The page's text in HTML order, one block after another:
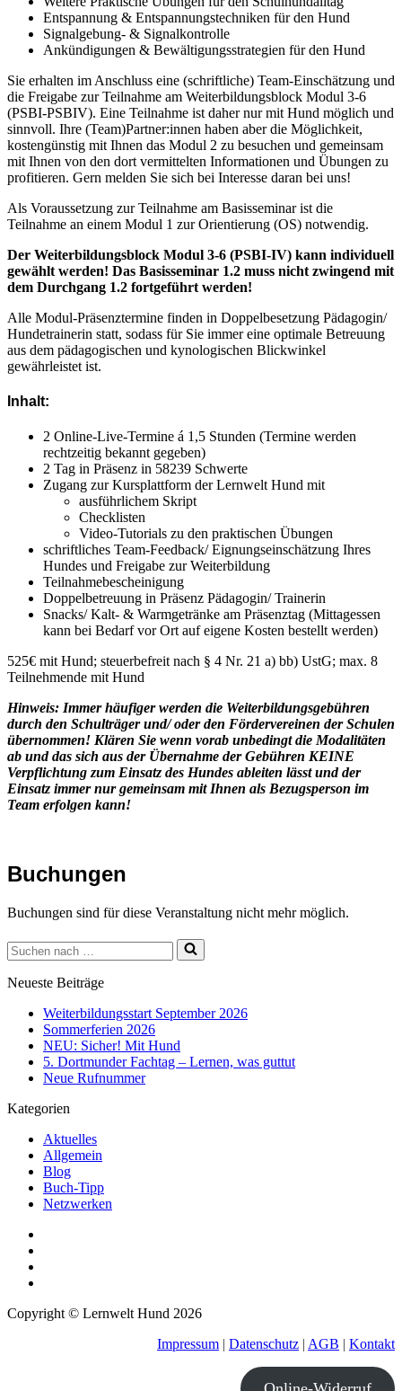
Entspannung & Entspannungstechniken für den Hund
Signalgebung- & Signalkontrolle
Ankündigungen & Bewältigungsstrategien für den Hund
Sie erhalten im Anschluss eine (schriftliche) Team-Einschätzung und
die Freigabe zur Teilnahme am Weiterbildungsblock Modul 3-6
(PSBI-PSBIV). Eine Teilnahme ist daher nur mit Hund möglich und
sinnvoll. Ihre (Team)Partner:innen haben aber die Möglichkeit,
kostengünstig mit Ihnen das Modul 2 zu besuchen und gemeinsam
mit Ihnen von den dort vermittelten Informationen und Übungen zu
profitieren. Gern melden Sie sich bei Interesse daran bei uns!
Als Voraussetzung zur Teilnahme am Basisseminar ist die
Teilnahme an einem Modul 1 zur Orientierung (OS) notwendig.
Der Weiterbildungsblock Modul 3-6 (PSBI-IV) kann individuell
gewählt werden! Das Basisseminar 1.2 muss nicht zwingend mit
dem Durchgang 1.2 fortgeführt werden!
Alle Modul-Präsenztermine finden in Doppelbesetzung Pädagogin/
Hundetrainerin statt, sodass für Sie immer eine optimale Betreuung
aus dem pädagogischen und kynologischen Blickwinkel
gewährleistet ist.
Inhalt:
2 Online-Live-Termine á 1,5 Stunden (Termine werden
rechtzeitig bekannt gegeben)
2 Tag in Präsenz in 58239 Schwerte
Zugang zur Kursplattform der Lernwelt Hund mit
ausführlichem Skript
Checklisten
Video-Tutorials zu den praktischen Übungen
schriftliches Team-Feedback/ Eignungseinschätzung Ihres
Hundes und Freigabe zur Weiterbildung
Teilnahmebescheinigung
Doppelbetreuung in Präsenz Pädagogin/ Trainerin
Snacks/ Kalt- & Warmgetränke am Präsenztag (Mittagessen
kann bei Bedarf vor Ort auf eigene Kosten bestellt werden)
525€ mit Hund; steuerbefreit nach § 4 Nr. 21 a) bb) UstG; max. 8
Teilnehmende mit Hund
Hinweis: Immer häufiger werden die Weiterbildungsgebühren
durch den Schulträger und/ oder den Fördervereinen der Schulen
übernommen! Klären Sie wenn vorab unbedingt die Modalitäten
ab und das sich aus der Übernahme der Gebühren KEINE
Verpflichtung zum Einsatz des Hundes ableiten lässt und der
Einsatz immer nur gemeinsam mit Ihnen als Bezugsperson im
Team erfolgen kann!
Buchungen
Buchungen sind für diese Veranstaltung nicht mehr möglich.
Suchen
nach …
Neueste Beiträge
Weiterbildungsstart September 2026
Sommerferien 2026
NEU: Sicher! Mit Hund
5. Dortmunder Fachtag – Lernen, was guttut
Neue Rufnummer
Kategorien
Aktuelles
Allgemein
Blog
Buch-Tipp
Netzwerken
Copyright © Lernwelt Hund 2026
Impressum | Datenschutz | AGB | Kontakt